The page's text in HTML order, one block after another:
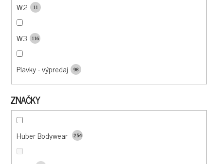
W2 11
W3 116
Plavky - výpredaj 98
ZNAČKY
Huber Bodywear 254